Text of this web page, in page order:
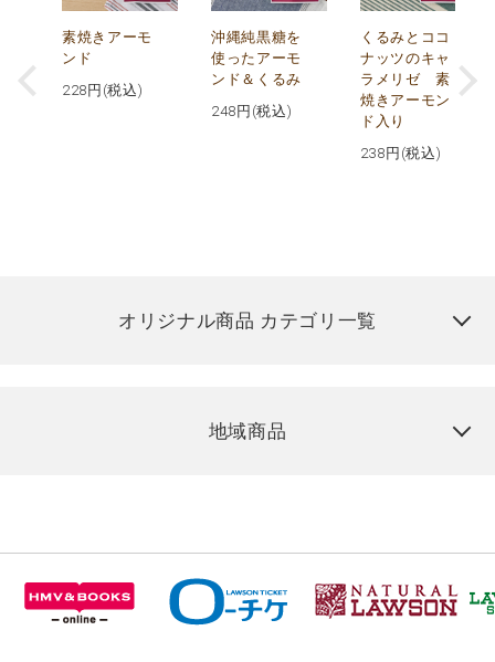
素焼きアーモ
ンド
228 円(税込)
沖縄純黒糖を
使ったアーモ
ンド＆くるみ
248 円(税込)
くるみとココ
ナッツのキャ
ラメリゼ 素
焼きアーモン
ド入り
238 円(税込)
オリジナル商品 カテゴリ一覧
地域商品